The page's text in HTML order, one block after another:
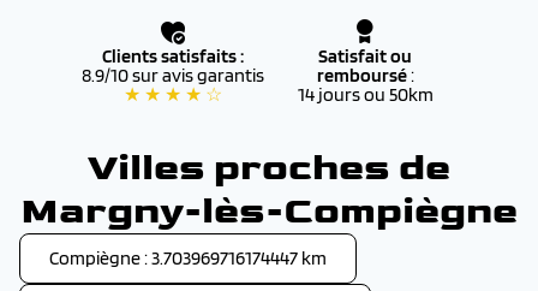
Clients satisfaits :
8.9/10 sur avis garantis
★ ★ ★ ★ ☆
Satisfait ou
remboursé:
14 jours ou 50km
Villes proches de
Margny-lès-Compiègne
Compiègne : 3.703969716174447 km